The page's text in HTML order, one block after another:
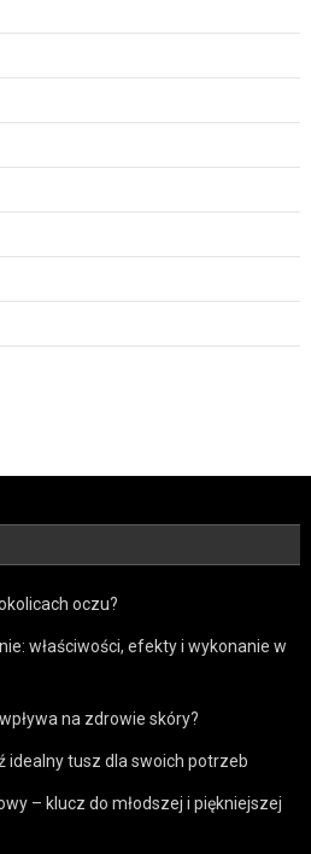
oczu?
właściwości, efekty i wykonanie w
na zdrowie skóry?
idealny tusz dla swoich potrzeb
– klucz do młodszej i piękniejszej